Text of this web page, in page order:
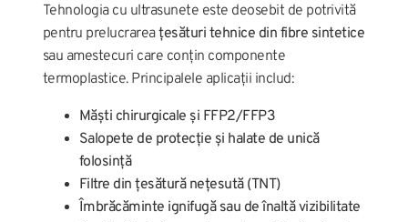
Tehnologia cu ultrasunete este deosebit de potrivită
pentru prelucrareațesături tehnice din fibre sintetice
sau amestecuri care conțin componente
termoplastice. Principalele aplicații includ:
Măști chirurgicale și FFP2/FFP3
Salopete de protecție și halate de unică
folosință
Filtre din țesătură nețesută (TNT)
Îmbrăcăminte ignifugă sau de înaltă vizibilitate